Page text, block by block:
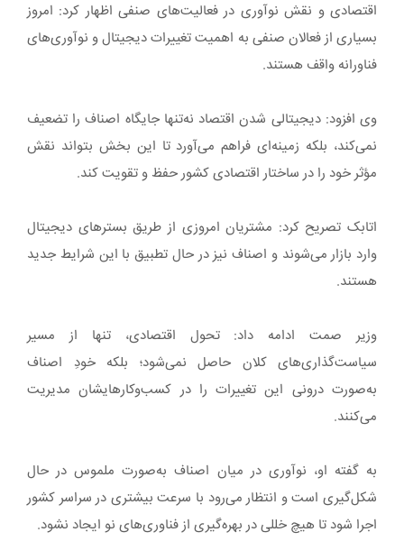
اقتصادی و نقش نوآوری در فعالیت‌های صنفی اظهار کرد: امروز
بسیاری از فعالان صنفی به اهمیت تغییرات دیجیتال و نوآوری‌های
فناورانه واقف هستند.
وی افزود: دیجیتالی شدن اقتصاد نه‌تنها جایگاه اصناف را تضعیف
نمی‌کند، بلکه زمینه‌ای فراهم می‌آورد تا این بخش بتواند نقش
مؤثر خود را در ساختار اقتصادی کشور حفظ و تقویت کند.
اتابک تصریح کرد: مشتریان امروزی از طریق بسترهای دیجیتال
وارد بازار می‌شوند و اصناف نیز در حال تطبیق با این شرایط جدید
هستند.
وزیر صمت ادامه داد: تحول اقتصادی، تنها از مسیر
سیاست‌گذاری‌های کلان حاصل نمی‌شود؛ بلکه خودِ اصناف
به‌صورت درونی این تغییرات را در کسب‌وکارهایشان مدیریت
می‌کنند.
به گفته او، نوآوری در میان اصناف به‌صورت ملموس در حال
شکل‌گیری است و انتظار می‌رود با سرعت بیشتری در سراسر کشور
اجرا شود تا هیچ خللی در بهره‌گیری از فناوری‌های نو ایجاد نشود.